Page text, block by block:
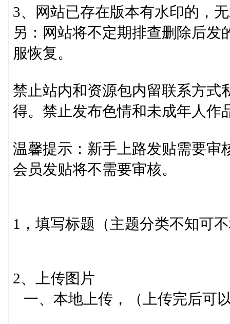
3、网站已存在版本有水印的，
另：网站将不定期排查删除后发
服恢复。
禁止站内和资源包内留联系方式
得。禁止发布色情和未成年人作
温馨提示：新手上路发贴需要审
会员发贴将不需要审核。
1，填写标题（主题分类不知可
2、上传图片
一、本地上传，（上传完后可